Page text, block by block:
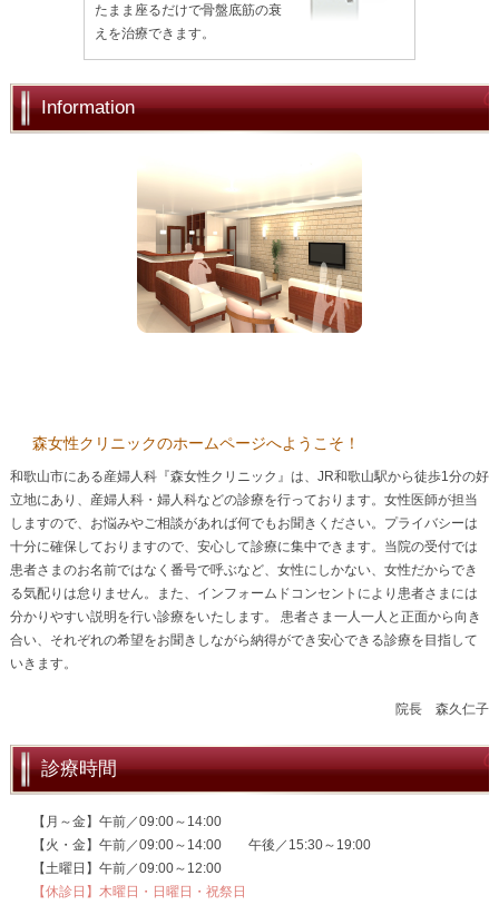
たまま座るだけで骨盤底筋の衰
えを治療できます。
Information
森女性クリニックのホームページへようこそ！
和歌山市にある産婦人科『森女性クリニック』は、JR和歌山駅から徒歩1分の好
立地にあり、産婦人科・婦人科などの診療を行っております。女性医師が担当
しますので、お悩みやご相談があれば何でもお聞きください。プライバシーは
十分に確保しておりますので、安心して診療に集中できます。当院の受付では
患者さまのお名前ではなく番号で呼ぶなど、女性にしかない、女性だからでき
る気配りは怠りません。また、インフォームドコンセントにより患者さまには
分かりやすい説明を行い診療をいたします。 患者さま一人一人と正面から向き
合い、それぞれの希望をお聞きしながら納得ができ安心できる診療を目指して
いきます。
院長 森久仁子
診療時間
【月～金】午前／09:00～14:00
【火・金】午前／09:00～14:00 午後／15:30～19:00
【土曜日】午前／09:00～12:00
【休診日】木曜日・日曜日・祝祭日